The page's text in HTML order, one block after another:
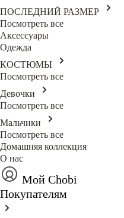
ПОСЛЕДНИЙ РАЗМЕР
Посмотреть все
Аксессуары
Одежда
КОСТЮМЫ
Посмотреть все
Девочки
Посмотреть все
Мальчики
Посмотреть все
Домашняя коллекция
О нас
Мой Chobi
Покупателям